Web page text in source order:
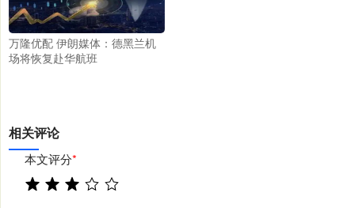
万隆优配 伊朗媒体：德黑兰机
场将恢复赴华航班
相关评论
本文评分*